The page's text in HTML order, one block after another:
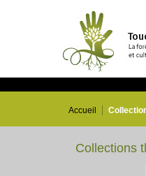
Accueil
Collections